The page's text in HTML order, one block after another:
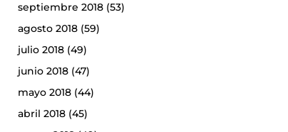
septiembre 2018(53)
agosto 2018(59)
julio 2018(49)
junio 2018(47)
mayo 2018(44)
abril 2018(45)